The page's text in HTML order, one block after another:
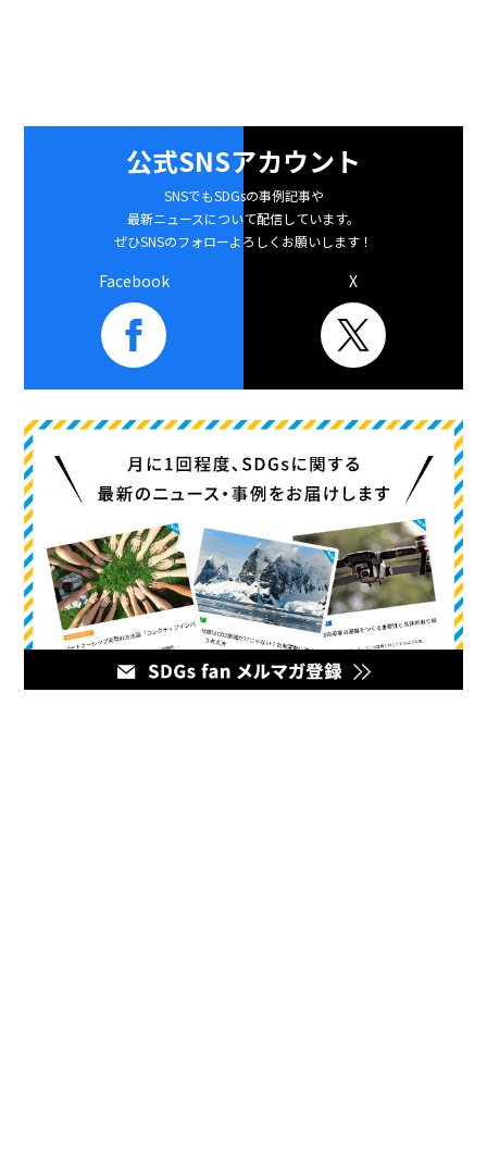
公式SNSアカウント
SNSでもSDGsの事例記事や
最新ニュースについて配信しています。
ぜひSNSのフォローよろしくお願いします！
Facebook X